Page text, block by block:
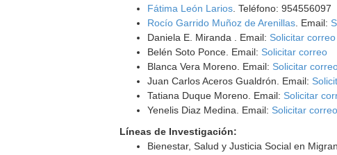
Fátima León Larios . Teléfono: 954556097
Rocío Garrido Muñoz de Arenillas . Email:
Daniela E. Miranda . Email: Solicitar correo
Belén Soto Ponce. Email: Solicitar correo
Blanca Vera Moreno. Email: Solicitar
Juan Carlos Aceros Gualdrón. Email:
Tatiana Duque Moreno. Email: Solicitar
Yenelis Diaz Medina. Email: Solicitar correo
Líneas de Investigación:
Bienestar, Salud y Justicia Social en